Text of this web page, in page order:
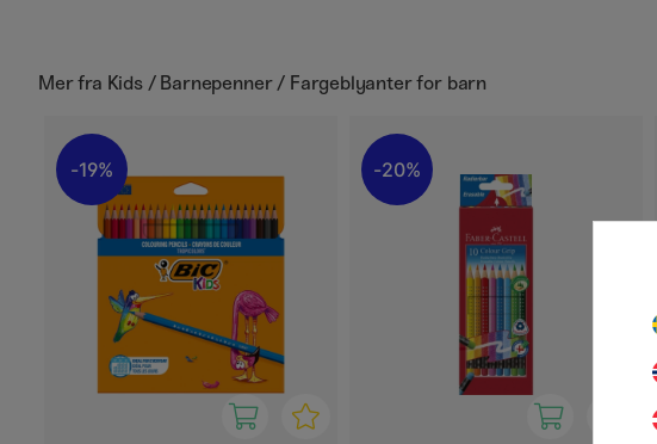
Mer fra Kids / Barnepenner / Fargeblyanter for barn
19% 20%